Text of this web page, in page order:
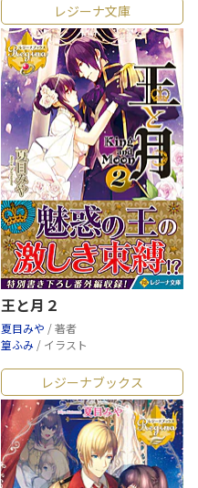
レジーナ文庫
王と月２
夏目みや / 著者
篁ふみ / イラスト
レジーナブックス